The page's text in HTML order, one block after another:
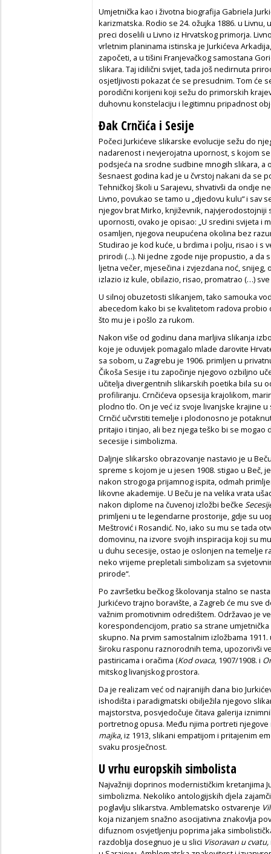
Umjetnička kao i životna biografija Gabriela
karizmatska. Rodio se 24. ožujka 1886. u
preci doselili u Livno iz Hrvatskog primorja.
vrletnim planinama istinska je Jurkićeva
započeti, a u tišini Franjevačkog samostana
slikara. Taj idilični svijet, tada još nedirnuta
osjetljivosti pokazat će se presudnim. Tom će
porodični korijeni koji sežu do primorskih
duhovnu konstelaciju i legitimnu pripadnost
Đak Crnčića i Sesije
Počeci Jurkićeve slikarske evolucije sežu do
nadarenost i nevjerojatna upornost, s kojom
podsjeća na srodne sudbine mnogih slikara, a
šesnaest godina kad je u čvrstoj nakani da se
Tehničkoj školi u Sarajevu, shvativši da ondje
Livno, povukao se tamo u „djedovu kulu“ i sav
njegov brat Mirko, književnik,
upornosti, ovako je opisao: „U sredini svijeta i
osamljen, njegova neupućena okolina bez
Studirao je kod kuće, u brdima i polju, risao i s
prirodi (...). Ni jedne zgode nije propustio, a da
ljetna večer, mjesečina i zvjezdana noć, snijeg,
izlazio iz kule, obilazio, risao, promatrao (…)
U silnoj obuzetosti slikanjem, tako samouka
abecedom kako bi se kvalitetom radova
što mu je i pošlo za rukom.
Nakon više od godinu dana marljiva slikanja
koje je oduvijek pomagalo mlade darovite
sa sobom, u Zagrebu je 1906. primljen u
Čikoša Sesije i tu započinje njegovo ozbiljno
učitelja divergentnih slikarskih poetika bila su
profiliranju. Crnčićeva opsesija krajolikom,
plodno tlo. On je već iz svoje livanjske krajine
Crnčić učvrstiti temelje i plodonosno je
pritajio i tinjao, ali bez njega teško bi se
secesije i simbolizma.
Daljnje slikarsko obrazovanje nastavio je u
spreme s kojom je u jesen 1908. stigao u Beč,
nakon strogoga prijamnog ispita, odmah
likovne akademije. U Beču je na velika vrata
nakon diplome na čuvenoj izložbi bečke
primljeni u te legendarne prostorije, gdje su
Meštrović i Rosandić. No, iako su mu se tada
domovinu, na izvore svojih inspiracija koji su
u duhu secesije, ostao je oslonjen na temelje
neko vrijeme prepletali simbolizam sa
prirode“.
Po završetku bečkog školovanja stalno se
Jurkićevo trajno boravište, a Zagreb će mu sve
važnim promotivnim odredištem. Održavao je
korespondencijom, pratio sa strane
skupno. Na prvim samostalnim izložbama
široku rasponu raznorodnih tema, upozorivši
pastiricama i oračima (Kod ovaca, 1907/1908. i
mitskog livanjskog prostora.
Da je realizam već od najranijih dana bio
ishodišta i paradigmatski obilježila njegovo
majstorstva, posvjedočuje čitava galerija
portretnog opusa. Među njima portreti
majka, iz 1913, slikani empatijom i pritajenim
svaku prosječnost.
U vrhu europskih simbolista
Najvažniji doprinos modernističkim kretanjima
simbolizma. Nekoliko antologijskih djela
poglavlju slikarstva. Amblematsko ostvarenje
koja nizanjem snažno asocijativna znakovlja
difuznom osvjetljenju poprima jaka
razdoblja dosegnuo je u slici Visoravan u cvatu,